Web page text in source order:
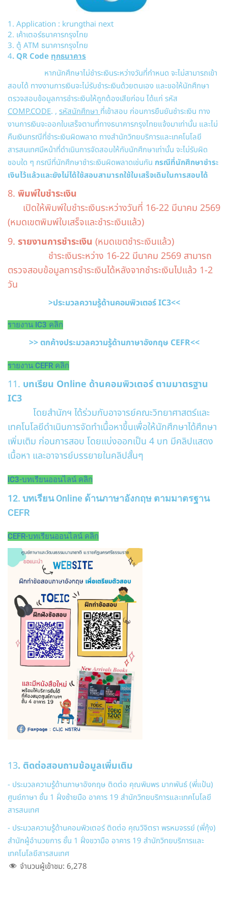
1. Application : krungthai next
2. เค้าเตอร์ธนาคารกรุงไทย
3. ตู้ ATM ธนาคารกรุงไทย
4. QR Codeทุกธนาคาร
หากนักศึกษาไม่ชำระเงินระหว่างวันที่กำหนด จะไม่สามารถเข้า
สอบได้ ทางงานการเงินจะไม่รับชำระเงินด้วยตนเอง และขอให้นักศึกษา
ตรวจสอบข้อมูลการชำระเงินให้ถูกต้องเสียก่อน ได้แก่ รหัส
COMP.CODE. , รหัสนักศึกษาที่เข้าสอบ ก่อนการยืนยันชำระเงิน ทาง
งานการเงินจะออกใบเสร็จตามที่ทางธนาคารกรุงไทยแจ้งมาเท่านั้น และไม่
คืนเงินกรณีที่ชำระเงินผิดพลาด ทางสำนักวิทยบริการและเทคโนโลยี
สารสนเทศมีหน้าที่ดำเนินการจัดสอบให้กับนักศึกษาเท่านั้น จะไม่รับผิด
ชอบใด ๆ กรณีที่นักศึกษาชำระเงินผิดพลาดเช่นกัน กรณีที่นักศึกษาชำระ
เงินไว้แล้วและยังไม่ได้ใช้สอบสามารถใช้ใบเสร็จเดิมในการสอบได้
8. พิมพ์ใบชำระเงิน
เปิดให้พิมพ์ใบชำระเงินระหว่างวันที่ 16-22 มีนาคม 2569
(หมดเขตพิมพ์ใบเสร็จและชำระเงินแล้ว)
9. รายงานการชำระเงิน (หมดเขตชำระเงินแล้ว)
ชำระเงินระหว่าง 16-22 มีนาคม 2569 สามารถ
ตรวจสอบข้อมูลการชำระเงินได้หลังจากชำระเงินไปแล้ว 1-2
วัน
>ประมวลความรู้ด้านคอมพิวเตอร์ IC3<<
รายงาน IC3 คลิก
>> ตกค้างประมวลความรู้ด้านภาษาอังกฤษ CEFR<<
รายงาน CEFR คลิก
11. บทเรียน Online ด้านคอมพิวเตอร์ ตามมาตรฐาน
IC3
โดยสำนักฯ ได้ร่วมกับอาจารย์คณะวิทยาศาสตร์และ
เทคโนโลยีดำเนินการจัดทำเนื้อหาขึ้นเพื่อให้นักศึกษาได้ศึกษา
เพิ่มเติม ก่อนการสอบ โดยแบ่งออกเป็น 4 บท มีคลิปแสดง
เนื้อหา และอาจารย์บรรยายในคลิปสั้นๆ
IC3-บทเรียนออนไลน์ คลิก
12. บทเรียน Online ด้านภาษาอังกฤษ ตามมาตรฐาน
CEFR
CEFR-บทเรียนออนไลน์ คลิก
13. ติดต่อสอบถามข้อมูลเพิ่มเติม
- ประมวลความรู้ด้านภาษาอังกฤษ ติดต่อ คุณพิมพร มากพันธ์ (พี่แป้น)
ศูนย์ภาษา ชั้น 1 ฝั่งซ้ายมือ อาคาร 19 สำนักวิทยบริการและเทคโนโลยี
สารสนเทศ
- ประมวลความรู้ด้านคอมพิวเตอร์ ติดต่อ คุณวิจิตรา พรหมจรรย์ (พี่กุ้ง)
สำนักผู้อำนวยการ ชั้น 1 ฝั่งขวามือ อาคาร 19 สำนักวิทยบริการและ
เทคโนโลยีสารสนเทศ
จำนวนผู้เข้าชม: 6,278